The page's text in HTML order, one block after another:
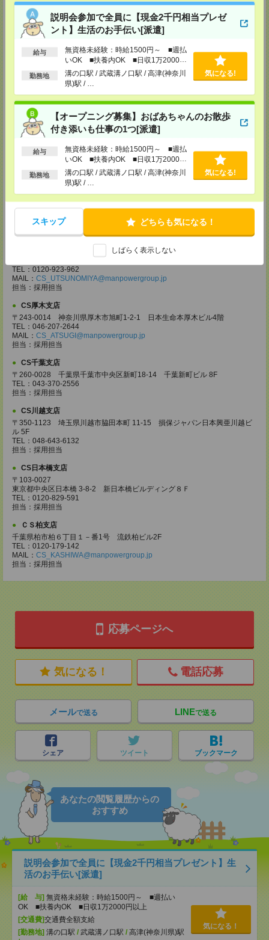
説明会参加で全員に【現金2千円相当プレゼ
ント】生活のお手伝い[派遣]
給与
無資格未経験：時給1500円～ ■週払
いOK ■扶養内OK ■日収1万2000円
以上
勤務地
溝の口駅 / 武蔵溝ノ口駅 / 高津(神奈川
県)駅 / …
気になる!
【オープニング募集】おばあちゃんのお散歩
付き添いも仕事の1つ[派遣]
給与
無資格未経験：時給1500円～ ■週払
いOK ■扶養内OK ■日収1万2000円
以上
勤務地
溝の口駅 / 武蔵溝ノ口駅 / 高津(神奈川
県)駅 / …
気になる!
スキップ どちらも気になる！
しばらく表示しない
〒190-0012
東京都立川市曙町2-34-7 ファーレイーストビル 8F
TEL：0120-659-460
MAIL： CS_TACHIKAWA@manpowergroup.jp
担当：採用担当
〒220-8136
神奈川県横浜市西区みなとみらい 2-2-1 横浜ランドマークタワー36F
TEL：0120-659-459
担当：採用担当
CS大宮支店
〒330-0854 埼玉県さいたま市大宮区桜木町 1-10-16 シーノ大宮ノース
ウイング 9階
TEL：0120-769-355
CS_OMIYA@manpowergroup.jp
担当：採用担当
〒370-0831 群馬県高崎市あら町167 高崎第一生命ビルディング11Ｆ
MAIL：CS_TAKASAKI@manpowergroup.jp
TEL：0120-923-962
MAIL： CS_UTSUNOMIYA@manpowergroup.jp
担当：採用担当
CS厚木支店
〒243-0014 神奈川県厚木市旭町1-2-1 日本生命本厚木ビル4階
TEL：046-207-2644
MAIL： CS_ATSUGI@manpowergroup.jp
担当：採用担当
CS千葉支店
〒260-0028 千葉県千葉市中央区新町18-14 千葉新町ビル 8F
TEL：043-370-2556
担当：採用担当
CS川越支店
〒350-1123 埼玉県川越市脇田本町 11-15 損保ジャパン日本興亜川越ビ
ル 5F
TEL：048-643-6132
担当：採用担当
CS日本橋支店
〒103-0027
東京都中央区日本橋 3-8-2 新日本橋ビルディング８Ｆ
TEL：0120-829-591
担当：採用担当
ＣＳ柏支店
千葉県柏市柏６丁目１－番1号 流鉄柏ビル2F
TEL：0120-179-142
MAIL： CS_KASHIWA@manpowergroup.jp
担当：採用担当
応募ページへ
気になる！ 電話応募
メールで送る LINEで送る
シェア ツイート ブックマーク
あなたの閲覧履歴からの
おすすめ
説明会参加で全員に【現金2千円相当プレゼント】生
活のお手伝い[派遣]
[給 与] 無資格未経験：時給1500円～ ■週払い
OK ■扶養内OK ■日収1万2000円以上
[交通費]交通費全額支給
[勤務地] 溝の口駅 / 武蔵溝ノ口駅 / 高津(神奈川県)駅
気になる！